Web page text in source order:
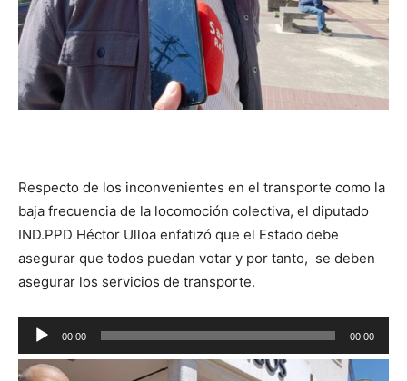
Respecto de los inconvenientes en el transporte como la
baja frecuencia de la locomoción colectiva, el diputado
IND.PPD Héctor Ulloa enfatizó que el Estado debe
asegurar que todos puedan votar y por tanto, se deben
asegurar los servicios de transporte.
Reproductor
de
audio
00:00 00:00